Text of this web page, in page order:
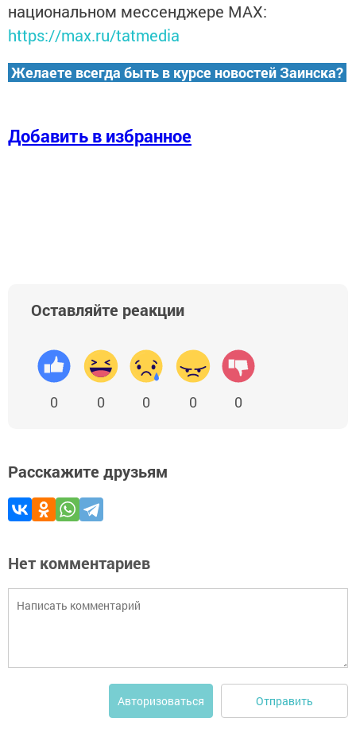
национальном мессенджере MАХ:
https://max.ru/tatmedia
Желаете всегда быть в курсе новостей Заинска?
Добавить в избранное
Оставляйте реакции
0 0 0 0 0
Расскажите друзьям
Нет комментариев
Авторизоваться Отправить